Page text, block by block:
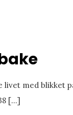
livet med blikket
[…]